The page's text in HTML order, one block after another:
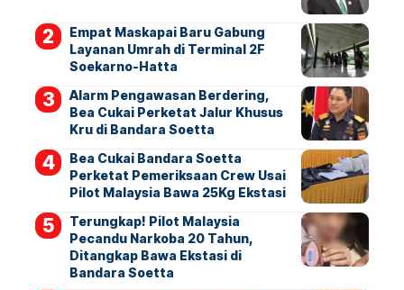
Empat Maskapai Baru Gabung
Layanan Umrah di Terminal 2F
Soekarno-Hatta
Alarm Pengawasan Berdering,
Bea Cukai Perketat Jalur Khusus
Kru di Bandara Soetta
Bea Cukai Bandara Soetta
Perketat Pemeriksaan Crew Usai
Pilot Malaysia Bawa 25Kg Ekstasi
Terungkap! Pilot Malaysia
Pecandu Narkoba 20 Tahun,
Ditangkap Bawa Ekstasi di
Bandara Soetta